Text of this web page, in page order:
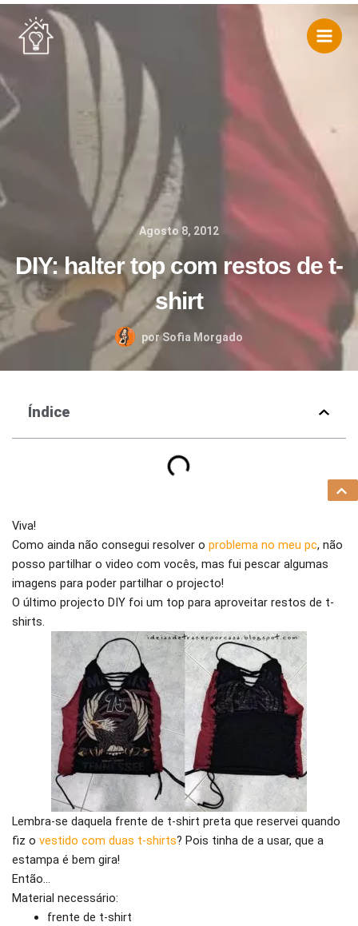
Skip
content
Agosto 8, 2012
DIY: halter top com restos de t-
shirt
porSofia Morgado
Índice
Viva!
Como ainda não consegui resolver o problema no meu pc, não
posso partilhar o video com vocês, mas fui pescar algumas
imagens para poder partilhar o projecto!
O último projecto DIY foi um top para aproveitar restos de t-
shirts.
Lembra-se daquela frente de t-shirt preta que reservei quando
fiz o vestido com duas t-shirts? Pois tinha de a usar, que a
estampa é bem gira!
Então…
Material necessário:
frente de t-shirt